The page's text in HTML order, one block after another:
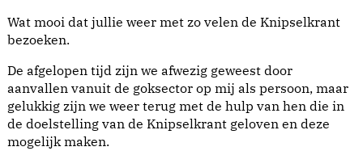
Wat mooi dat jullie weer met zo velen de Knipselkrant
bezoeken.
De afgelopen tijd zijn we afwezig geweest door
aanvallen vanuit de goksector op mij als persoon, maar
gelukkig zijn we weer terug met de hulp van hen die in
de doelstelling van de Knipselkrant geloven en deze
mogelijk maken.